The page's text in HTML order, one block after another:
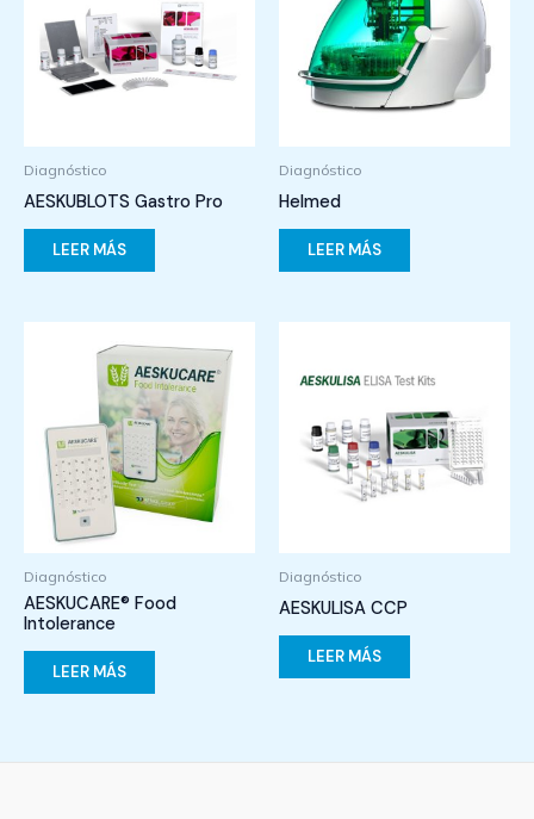
Diagnóstico
AESKUBLOTS Gastro Pro
LEER MÁS
Diagnóstico
Helmed
LEER MÁS
Diagnóstico
AESKUCARE® Food
Intolerance
LEER MÁS
Diagnóstico
AESKULISA CCP
LEER MÁS